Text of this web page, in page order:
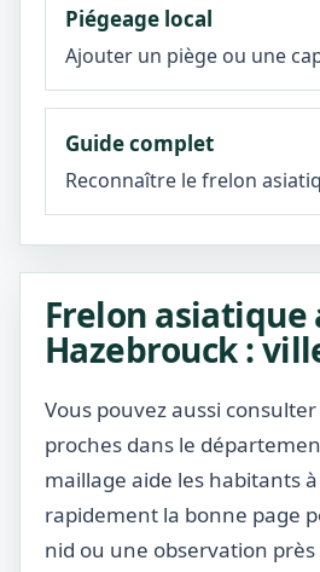
Piégeage local
Ajouter un piège ou une
Guide complet
Reconnaître le frelon
Frelon
Hazebrouck :
Vous pouvez aussi
proches dans le
maillage aide les habitants
rapidement la bonne page
nid ou une observation près